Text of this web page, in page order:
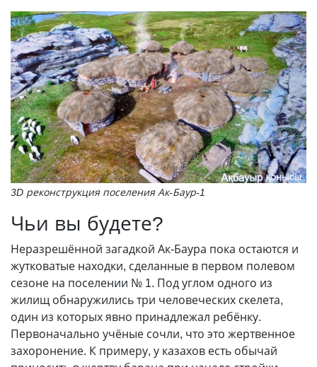
3D реконструкция поселения Ак-Баур-1
Чьи вы будете?
Неразрешённой загадкой Ак-Баура пока остаются и
жутковатые находки, сделанные в первом полевом
сезоне на поселении № 1. Под углом одного из
жилищ обнаружились три человеческих скелета,
один из которых явно принадлежал ребёнку.
Первоначально учёные сочли, что это жертвенное
захоронение. К примеру, у казахов есть обычай